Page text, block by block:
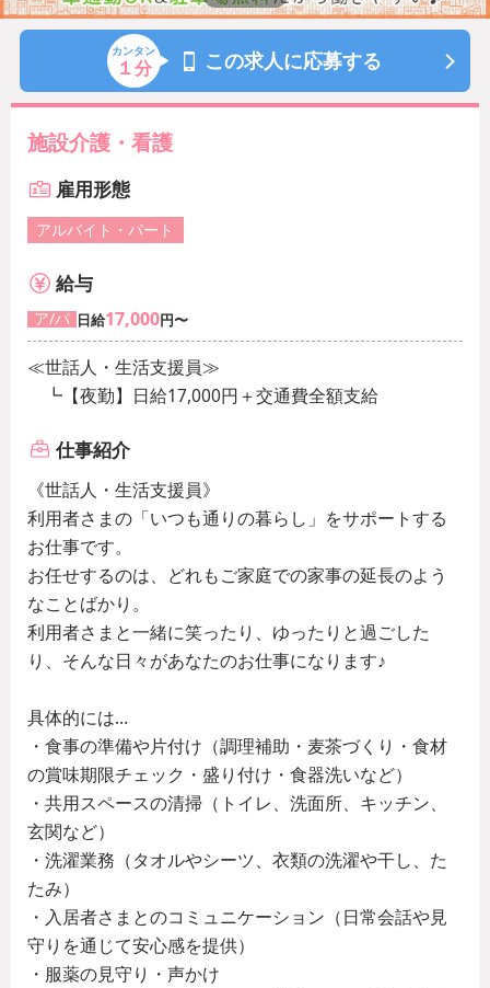
カンタン
１分 この求人に応募する
施設介護・看護
雇用形態
アルバイト・パート
給与
ア/パ 日給17,000円〜
≪世話人・生活支援員≫
┗【夜勤】日給17,000円＋交通費全額支給
仕事紹介
《世話人・生活支援員》
利用者さまの「いつも通りの暮らし」をサポートする
お仕事です。
お任せするのは、どれもご家庭での家事の延長のよう
なことばかり。
利用者さまと一緒に笑ったり、ゆったりと過ごした
り、そんな日々があなたのお仕事になります♪
具体的には…
・食事の準備や片付け（調理補助・麦茶づくり・食材
の賞味期限チェック・盛り付け・食器洗いなど）
・共用スペースの清掃（トイレ、洗面所、キッチン、
玄関など）
・洗濯業務（タオルやシーツ、衣類の洗濯や干し、た
たみ）
・入居者さまとのコミュニケーション（日常会話や見
守りを通じて安心感を提供）
・服薬の見守り・声かけ